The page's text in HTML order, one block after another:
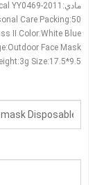
مادي: YY0469-2011
Care Packing:50
II Color:White Blue
:Outdoor Face Mask
:3g Size:17.5*9.5سم